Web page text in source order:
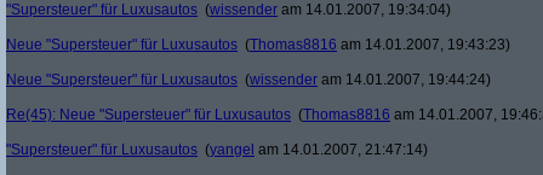
"Supersteuer" für Luxusautos (wissender am 14.01.2007, 19:34:04)
Neue "Supersteuer" für Luxusautos (Thomas8816 am 14.01.2007, 19:43:23)
Neue "Supersteuer" für Luxusautos (wissender am 14.01.2007, 19:44:24)
Re(45): Neue "Supersteuer" für Luxusautos (Thomas8816 am 14.01.2007,
"Supersteuer" für Luxusautos (yangel am 14.01.2007, 21:47:14)